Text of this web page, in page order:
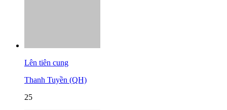
Lên tiên cung
Thanh Tuyền (QH)
25